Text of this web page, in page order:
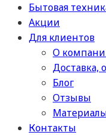
Бытовая
Акции
Для клиентов
О
Доставка,
Блог
Отзывы
Контакты